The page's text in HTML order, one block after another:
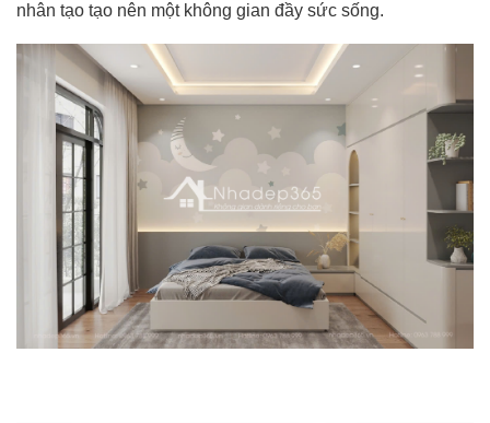
nhân tạo tạo nên một không gian đầy sức sống.